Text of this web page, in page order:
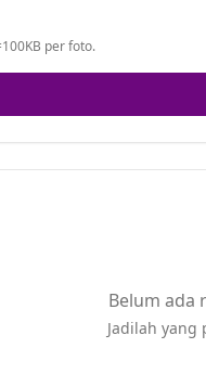
per foto.
Belum ada
Jadilah